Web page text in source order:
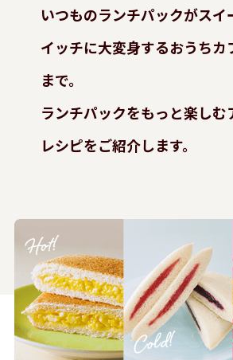
いつものランチパックがスイ
イッチに大変身するおうちカ
まで。
ランチパックをもっと楽しむ
レシピをご紹介します。